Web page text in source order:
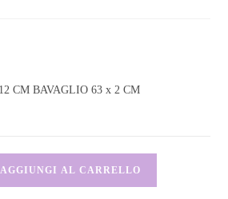
CM BAVAGLIO 63 x 2 CM
AGGIUNGI AL CARRELLO